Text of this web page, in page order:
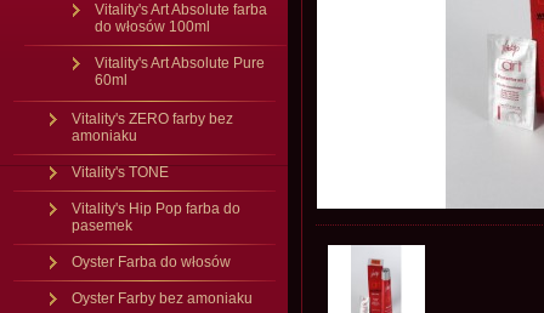
Vitality's Art Absolute farba
do włosów 100ml
Vitality's Art Absolute Pure
60ml
Vitality's ZERO farby bez
amoniaku
Vitality's TONE
Vitality's Hip Pop farba do
pasemek
Oyster Farba do włosów
Oyster Farby bez amoniaku